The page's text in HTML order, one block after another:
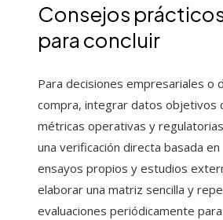
Consejos
para concluir
Para decisiones empresariales o
compra, integrar datos objetivos
métricas operativas y
una verificación directa basada en
ensayos propios y estudios
elaborar una matriz sencilla y
evaluaciones periódicamente para